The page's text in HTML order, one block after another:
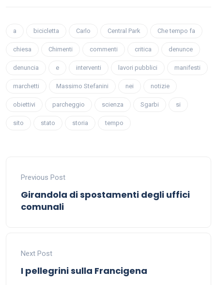
a bicicletta Carlo Central Park Che tempo fa
chiesa Chimenti commenti critica denunce
denuncia e interventi lavori pubblici manifesti
marchetti Massimo Stefanini nei notizie
obiettivi parcheggio scienza Sgarbi si
sito stato storia tempo
Previous Post
Girandola di spostamenti degli uffici
comunali
Next Post
I pellegrini sulla Francigena